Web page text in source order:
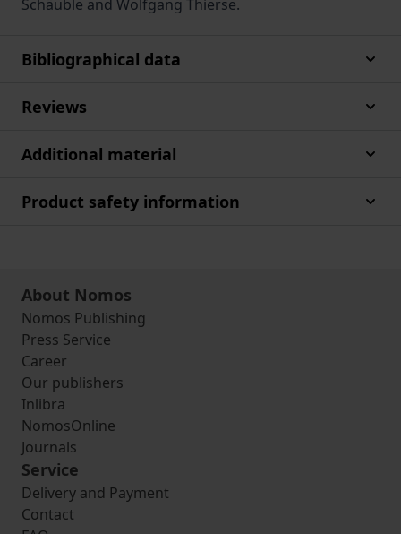
Schäuble and Wolfgang Thierse.
Bibliographical data
Reviews
Additional material
Product safety information
About Nomos
Nomos Publishing
Press Service
Career
Our publishers
Inlibra
NomosOnline
Journals
Service
Delivery and Payment
Contact